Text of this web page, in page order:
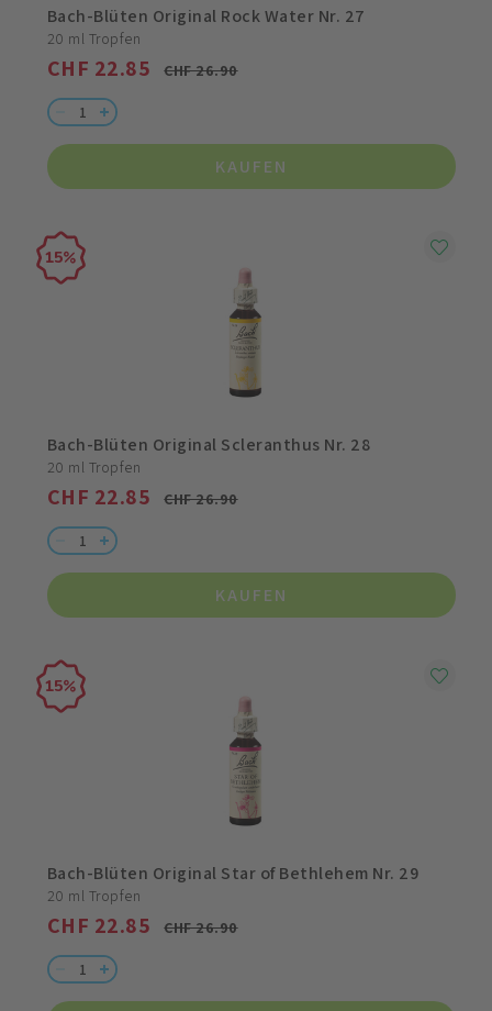
Bach-Blüten Original Rock Water Nr. 27
20 ml Tropfen
CHF 26.90
CHF 22.85
KAUFEN
15
Bach-Blüten Original Scleranthus Nr. 28
20 ml Tropfen
CHF 26.90
CHF 22.85
KAUFEN
15
Bach-Blüten Original Star of Bethlehem Nr. 29
20 ml Tropfen
CHF 26.90
CHF 22.85